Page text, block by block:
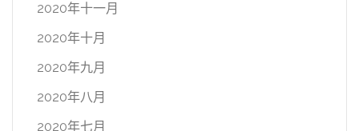
2020年十一月
2020年十月
2020年九月
2020年八月
2020年七月